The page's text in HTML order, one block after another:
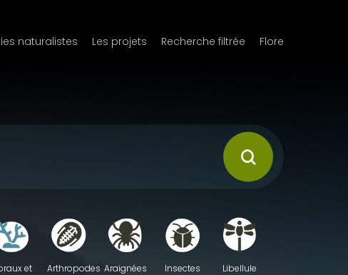
naturalistes Les projets Recherche filtrée Flore
et
Arthropodes Araignées Insectes Libellule